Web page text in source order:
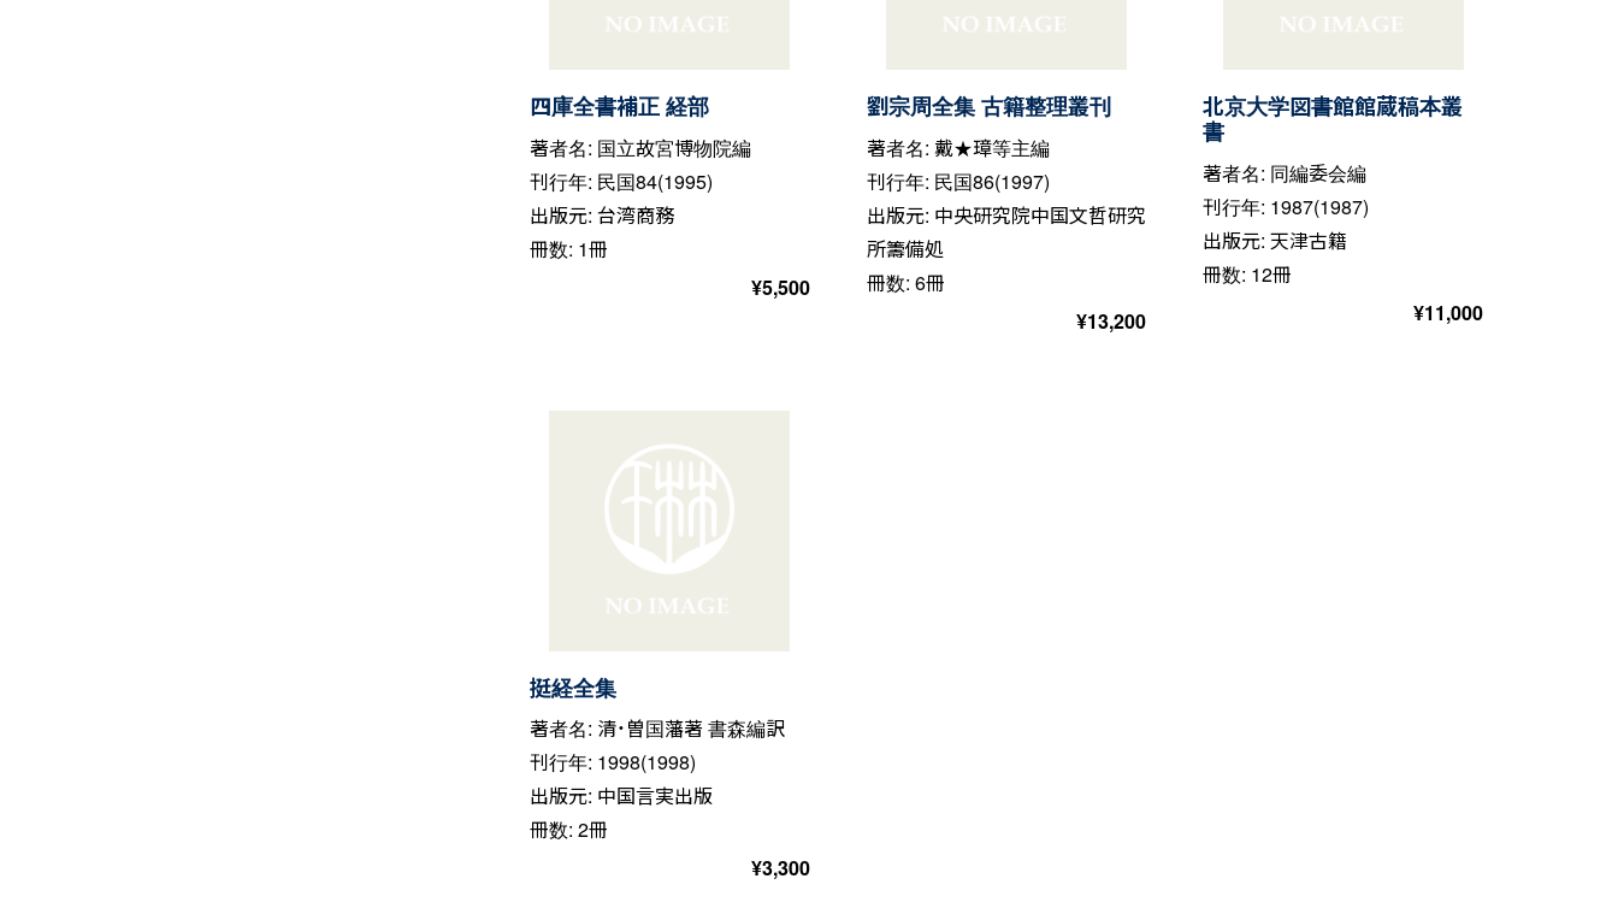
四庫全書補正 経部
著者名: 国立故宮博物院編
刊行年: 民国84(1995)
出版元: 台湾商務
冊数: 1冊
¥5,500
劉宗周全集 古籍整理叢刊
著者名: 戴★璋等主編
刊行年: 民国86(1997)
出版元: 中央研究院中国文哲研究
所籌備処
冊数: 6冊
¥13,200
北京大学図書館館蔵稿本叢
書
著者名: 同編委会編
刊行年: 1987(1987)
出版元: 天津古籍
冊数: 12冊
¥11,000
挺経全集
著者名: 清・曽国藩著 書森編訳
刊行年: 1998(1998)
出版元: 中国言実出版
冊数: 2冊
¥3,300